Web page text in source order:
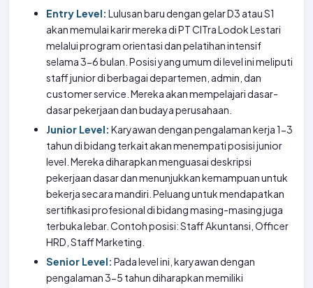
Entry Level: Lulusan baru dengan gelar D3 atau S1
akan memulai karir mereka di PT CITra Lodok Lestari
melalui program orientasi dan pelatihan intensif
selama 3-6 bulan. Posisi yang umum di level ini meliputi
staff junior di berbagai departemen, admin, dan
customer service. Mereka akan mempelajari dasar-
dasar pekerjaan dan budaya perusahaan.
Junior Level: Karyawan dengan pengalaman kerja 1-3
tahun di bidang terkait akan menempati posisi junior
level. Mereka diharapkan menguasai deskripsi
pekerjaan dasar dan menunjukkan kemampuan untuk
bekerja secara mandiri. Peluang untuk mendapatkan
sertifikasi profesional di bidang masing-masing juga
terbuka lebar. Contoh posisi: Staff Akuntansi, Officer
HRD, Staff Marketing.
Senior Level: Pada level ini, karyawan dengan
pengalaman 3-5 tahun diharapkan memiliki